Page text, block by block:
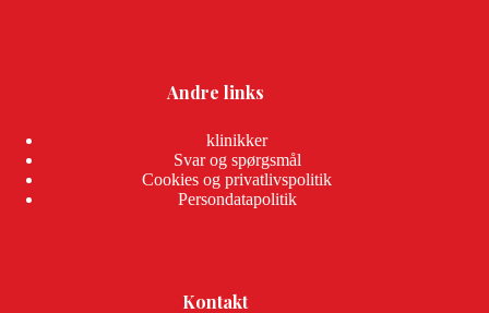
Andre links
klinikker
Svar og spørgsmål
Cookies og privatlivspolitik
Persondatapolitik
Kontakt